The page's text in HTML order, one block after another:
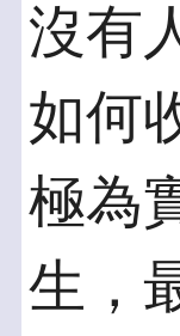
沒有
如何
極為
生，